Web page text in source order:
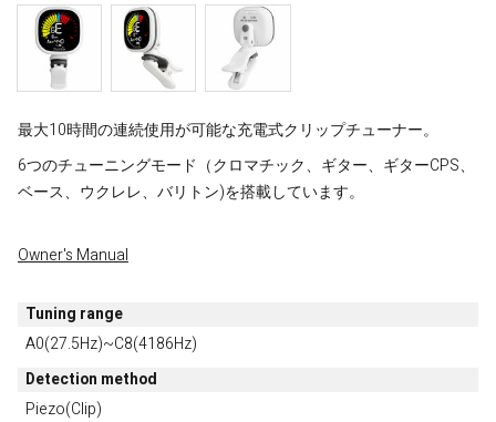
最大10時間の連続使用が可能な充電式クリップチューナー。
6つのチューニングモード（クロマチック、ギター、ギターCPS、
ベース、ウクレレ、バリトン)を搭載しています。
Owner's Manual
Tuning range
A0(27.5Hz)~C8(4186Hz)
Detection method
Piezo(Clip)